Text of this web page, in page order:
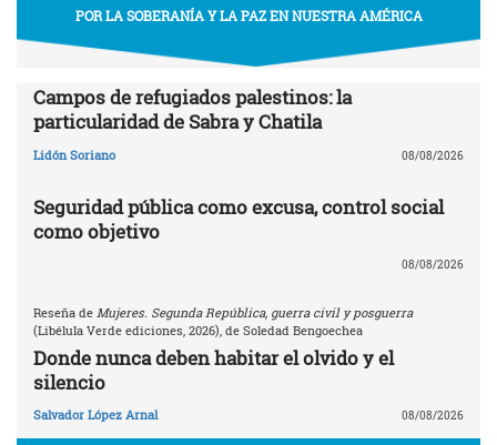
POR LA SOBERANÍA Y LA PAZ EN NUESTRA AMÉRICA
Campos de refugiados palestinos: la
particularidad de Sabra y Chatila
Lidón Soriano 08/08/2026
Seguridad pública como excusa, control social
como objetivo
08/08/2026
Reseña de Mujeres. Segunda República, guerra civil y posguerra
(Libélula Verde ediciones, 2026), de Soledad Bengoechea
Donde nunca deben habitar el olvido y el
silencio
Salvador López Arnal 08/08/2026